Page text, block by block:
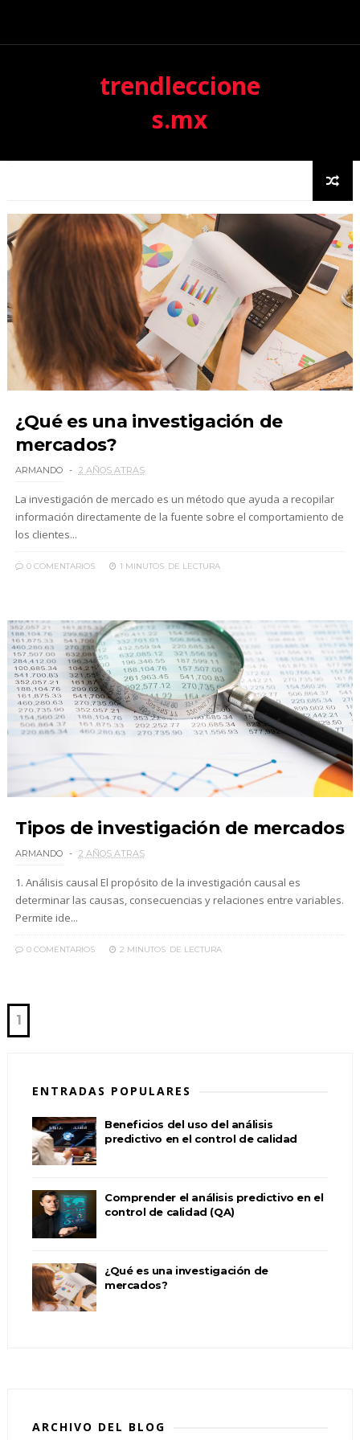
trendleccione
s.mx
¿Qué es una investigación de
mercados?
ARMANDO 2 AÑOS ATRAS
La investigación de mercado es un método que ayuda a recopilar
información directamente de la fuente sobre el comportamiento de
los clientes...
0 COMENTARIOS 1 MINUTOS DE LECTURA
Tipos de investigación de mercados
ARMANDO 2 AÑOS ATRAS
1. Análisis causal El propósito de la investigación causal es
determinar las causas, consecuencias y relaciones entre variables.
Permite ide...
0 COMENTARIOS 2 MINUTOS DE LECTURA
1
ENTRADAS POPULARES
Beneficios del uso del análisis
predictivo en el control de calidad
Comprender el análisis predictivo en el
control de calidad (QA)
¿Qué es una investigación de
mercados?
ARCHIVO DEL BLOG